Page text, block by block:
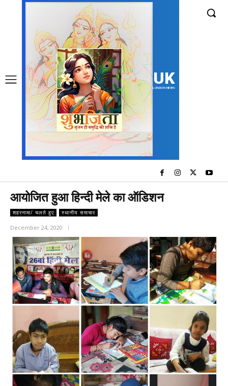
UK
LONDON NEWS
आयोजित हुआ हिन्दी मेले का ऑडिशन
शहरनामा/ चलते हुए स्थानीय समाचार
December 24, 2020